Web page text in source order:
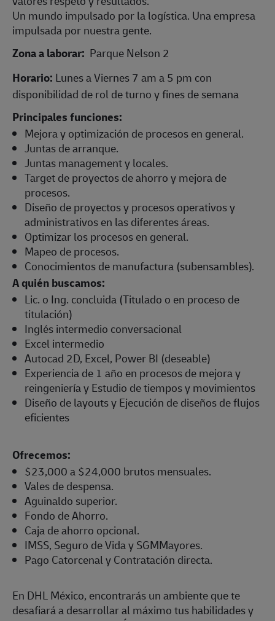
Un mundo impulsado por la logística. Una empresa
impulsada por nuestra gente.
Zona a laborar: Parque Nelson 2
Horario: Lunes a Viernes 7 am a 5 pm con
disponibilidad de rol de turno y fines de semana
Principales funciones:
Mejora y optimización de procesos en general.
Juntas de arranque.
Juntas management y locales.
Target de proyectos de ahorro y mejora de
procesos.
Diseño de proyectos y procesos operativos y
administrativos en las diferentes áreas.
Optimizar los procesos en general.
Mapeo de procesos.
Conocimientos de manufactura (subensambles).
A quién buscamos:
Lic. o Ing. concluida (Titulado o en proceso de
titulación)
Inglés intermedio conversacional
Excel intermedio
Autocad 2D, Excel, Power BI (deseable)
Experiencia de 1 año en procesos de mejora y
reingeniería y Estudio de tiempos y movimientos
Diseño de layouts y Ejecución de diseños de flujos
eficientes
Ofrecemos:
$23,000 a $24,000 brutos mensuales.
Vales de despensa.
Aguinaldo superior.
Fondo de Ahorro.
Caja de ahorro opcional.
IMSS, Seguro de Vida y SGMMayores.
Pago Catorcenal y Contratación directa.
En DHL México, encontrarás un ambiente que te
desafiará a desarrollar al máximo tus habilidades y